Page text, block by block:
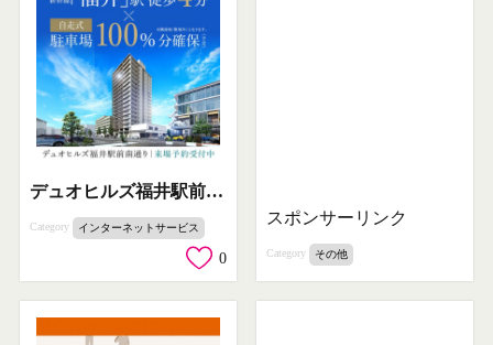
デュオヒルズ福井駅前南通り（駅近分譲マンション）
Category インターネットサービス
0
スポンサーリンク
Category その他